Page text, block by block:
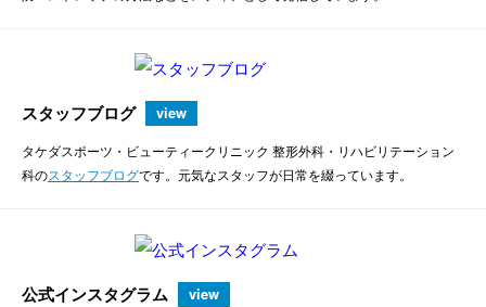
スタッフブログ view
タケダスポーツ・ビューティークリニック 整形外科・リハビリテーション
科のスタッフブログです。元気なスタッフが日常を綴っています。
公式インスタグラム view